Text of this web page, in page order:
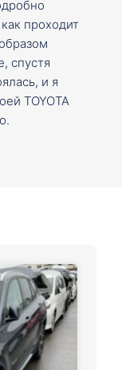
проходит
спустя
и я
TOYOTA